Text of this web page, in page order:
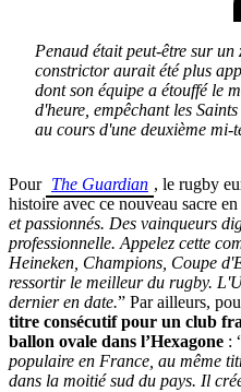
Penaud était peut-être sur
constrictor aurait été plus
dont son équipe a étouffé le
d'heure, empêchant les
au cours d'une deuxième mi-
Pour The Guardian , le rugby
histoire avec ce nouveau sacre
et passionnés. Des vainqueurs
professionnelle. Appelez cette
Heineken, Champions, Coupe
ressortir le meilleur du rugby.
dernier en date.” Par ailleurs,
titre consécutif pour un club
ballon ovale dans l’Hexagone :
populaire en France, au même
dans la moitié sud du pays. Il